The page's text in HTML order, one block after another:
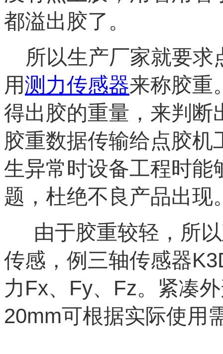
都溢出胶了。
所以生产厂家就要
用测力传感器来称胶重
得出胶的重量，来判断
胶重数据传输给点胶
生异常时设备工程时能
题，杜绝不良产品出现
由于胶重较轻，所
传感，例三轴传感器
力Fx、Fy、Fz。紧凑
20mm可根据实际使用